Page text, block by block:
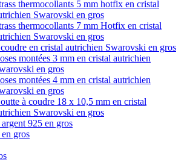
thermocollants 5 mm hotfix en cristal
Swarovski en gros
thermocollants 7 mm Hotfix en cristal
Swarovski en gros
coudre en cristal autrichien Swarovski en gros
montées 3 mm en cristal autrichien
en gros
montées 4 mm en cristal autrichien
en gros
à coudre 18 x 10,5 mm en cristal
Swarovski en gros
925 en gros
gros